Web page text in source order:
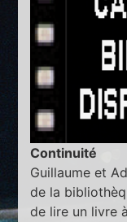
Continuité
Guillaume et
de la
de lire un livre